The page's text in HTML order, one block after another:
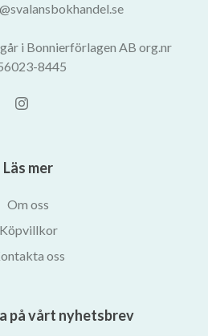
i Bonnierförlagen AB org.nr
8445
Läs mer
Om oss
Köpvillkor
oss
på vårt nyhetsbrev